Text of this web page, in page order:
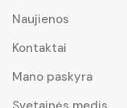
Naujienos
Kontaktai
Mano paskyra